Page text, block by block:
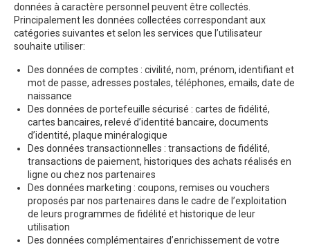
données à caractère personnel peuvent être collectés.
Principalement les données collectées correspondant aux
catégories suivantes et selon les services que l’utilisateur
souhaite utiliser:
Des données de comptes : civilité, nom, prénom, identifiant et
mot de passe, adresses postales, téléphones, emails, date de
naissance
Des données de portefeuille sécurisé : cartes de fidélité,
cartes bancaires, relevé d’identité bancaire, documents
d’identité, plaque minéralogique
Des données transactionnelles : transactions de fidélité,
transactions de paiement, historiques des achats réalisés en
ligne ou chez nos partenaires
Des données marketing : coupons, remises ou vouchers
proposés par nos partenaires dans le cadre de l’exploitation
de leurs programmes de fidélité et historique de leur
utilisation
Des données complémentaires d’enrichissement de votre